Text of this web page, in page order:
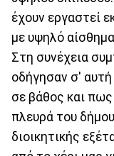
έχουν εργαστεί
με υψηλό
Στη συνέχεια
οδήγησαν σ' αυτή
σε βάθος και πως
πλευρά του
διοικητικής